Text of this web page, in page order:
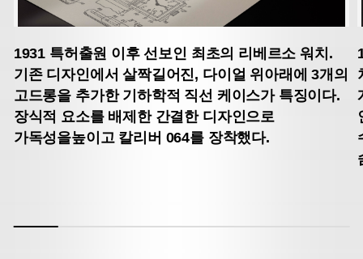
1931 특허출원 이후 선보인 최초의 리베르소 워치.
기존 디자인에서 살짝길어진, 다이얼 위아래에 3개의
고드롱을 추가한 기하학적 직선 케이스가 특징이다.
장식적 요소를 배제한 간결한 디자인으로
가독성을높이고 칼리버 064를 장착했다.